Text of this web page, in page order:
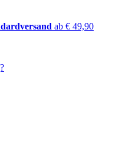
ab € 49,90